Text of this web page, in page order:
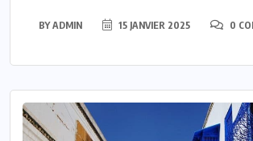
BYADMIN 15 JANVIER 2025 0